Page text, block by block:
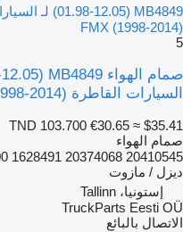
FMX (1998-2014)
5
السيارات القاطرة Volvo FM7-FM12, FM, FMX (1998-2014)
TND 103.700 €30.65 ≈ $35.41
صمام الهواء
1628491 20374068 20410545
ديزل / مازوت
إستونيا، Tallinn
TruckParts Eesti OÜ
الاتصال بالبائع